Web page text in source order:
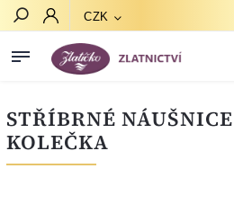
CZK
STŘÍBRNÉ
KOLEČKA